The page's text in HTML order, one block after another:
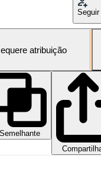
Seguir
atribuição
Semelhante